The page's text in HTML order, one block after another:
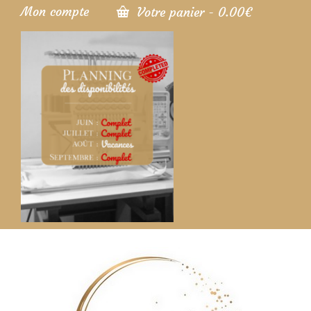
Mon compte Votre panier - 0.00€